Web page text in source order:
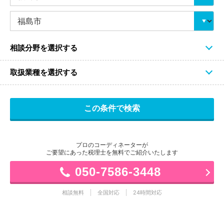
相談分野を選択する
取扱業種を選択する
プロのコーディネーターが
ご要望にあった税理士を無料でご紹介いたします
050-7586-3448
相談無料 全国対応 24時間対応